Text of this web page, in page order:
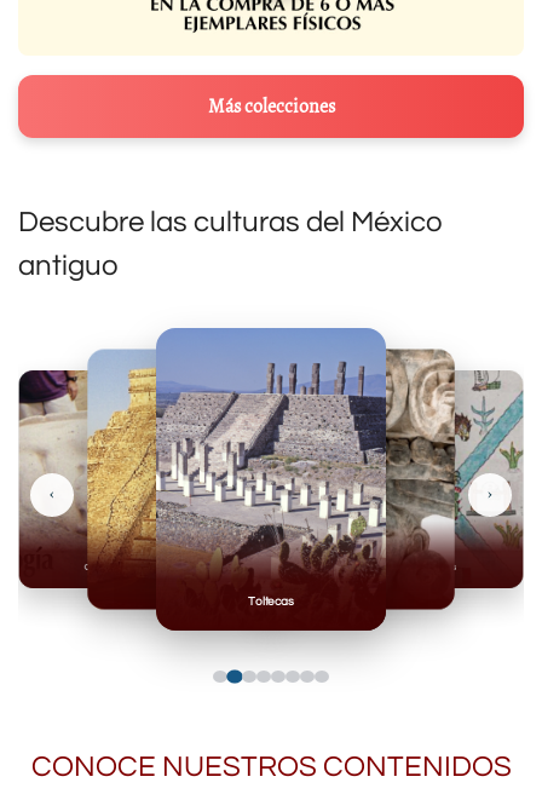
Más colecciones
Descubre las culturas del México
antiguo
Toltecas
Mexicas
Olmecas
‹ ›
CONOCE NUESTROS CONTENIDOS